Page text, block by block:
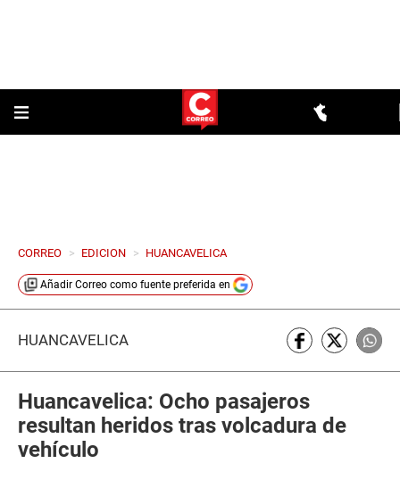
CORREO > EDICION > HUANCAVELICA
Añadir Correo como fuente preferida en
HUANCAVELICA
Huancavelica: Ocho pasajeros
resultan heridos tras volcadura de
vehículo